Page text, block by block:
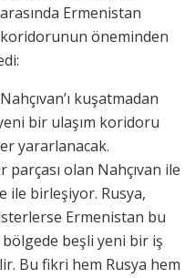
Ermenistan
öneminden
kuşatmadan
bir ulaşım koridoru
yararlanacak.
olan Nahçıvan ile
ile birleşiyor. Rusya,
Ermenistan bu
beşli yeni bir iş
Bu fikri hem Rusya hem